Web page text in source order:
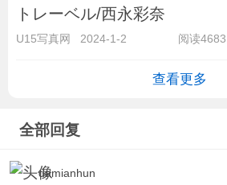
トレーベル/西永彩奈
U15写真网 2024-1-2 阅读4683
查看更多
全部回复
damianhun